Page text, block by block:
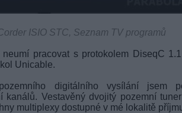
ISIO STC, Seznam TV programů
neumí pracovat s protokolem DiseqC
Unicable.
digitálního vysílání jsem
kanálů. Vestavěný dvojitý pozemní
multiplexy dostupné v mé lokalitě